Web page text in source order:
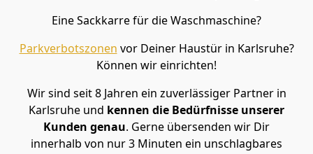
Eine Sackkarre für die Waschmaschine?
Parkverbotszonen vor Deiner Haustür in Karlsruhe?
Können wir einrichten!
Wir sind seit 8 Jahren ein zuverlässiger Partner in
Karlsruhe und kennen die Bedürfnisse unserer
Kunden genau. Gerne übersenden wir Dir
innerhalb von nur 3 Minuten ein unschlagbares